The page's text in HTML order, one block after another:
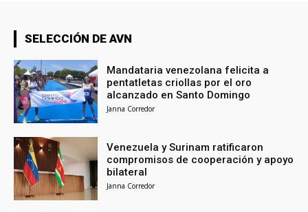
SELECCIÓN DE AVN
Mandataria venezolana felicita a
pentatletas criollas por el oro
alcanzado en Santo Domingo
Janna Corredor
Venezuela y Surinam ratificaron
compromisos de cooperación y apoyo
bilateral
Janna Corredor